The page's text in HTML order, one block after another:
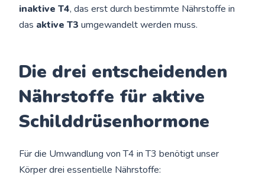
inaktive T4, das erst durch bestimmte Nährstoffe in
das aktive T3 umgewandelt werden muss.
Die drei entscheidenden
Nährstoffe für aktive
Schilddrüsenhormone
Für die Umwandlung von T4 in T3 benötigt unser
Körper drei essentielle Nährstoffe: